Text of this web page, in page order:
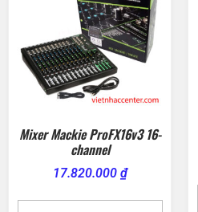
Mixer Mackie ProFX16v3 16-
channel
17.820.000 ₫